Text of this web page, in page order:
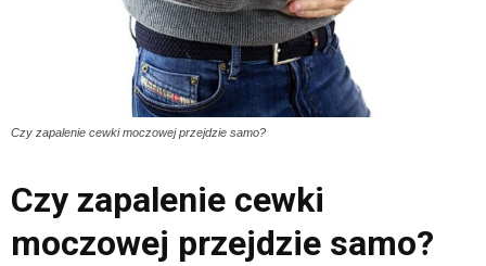
Czy zapalenie cewki moczowej przejdzie samo?
Czy zapalenie cewki
moczowej przejdzie samo?